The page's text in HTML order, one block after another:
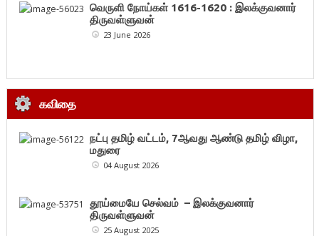
வெருளி நோய்கள் 1616-1620 : இலக்குவனார்
திருவள்ளுவன்
23 June 2026
கவிதை
நட்பு தமிழ் வட்டம், 7ஆவது ஆண்டு தமிழ் விழா,
மதுரை
04 August 2026
தூய்மையே செல்வம் – இலக்குவனார்
திருவள்ளுவன்
25 August 2025